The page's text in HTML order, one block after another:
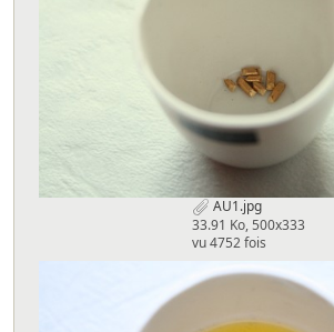
AU1.jpg
33.91 Ko, 500x333
vu 4752 fois